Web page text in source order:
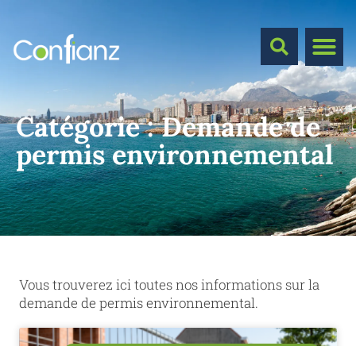
Catégorie :Demande de
permis environnemental
Vous trouverez ici toutes nos informations sur la
demande de permis environnemental.